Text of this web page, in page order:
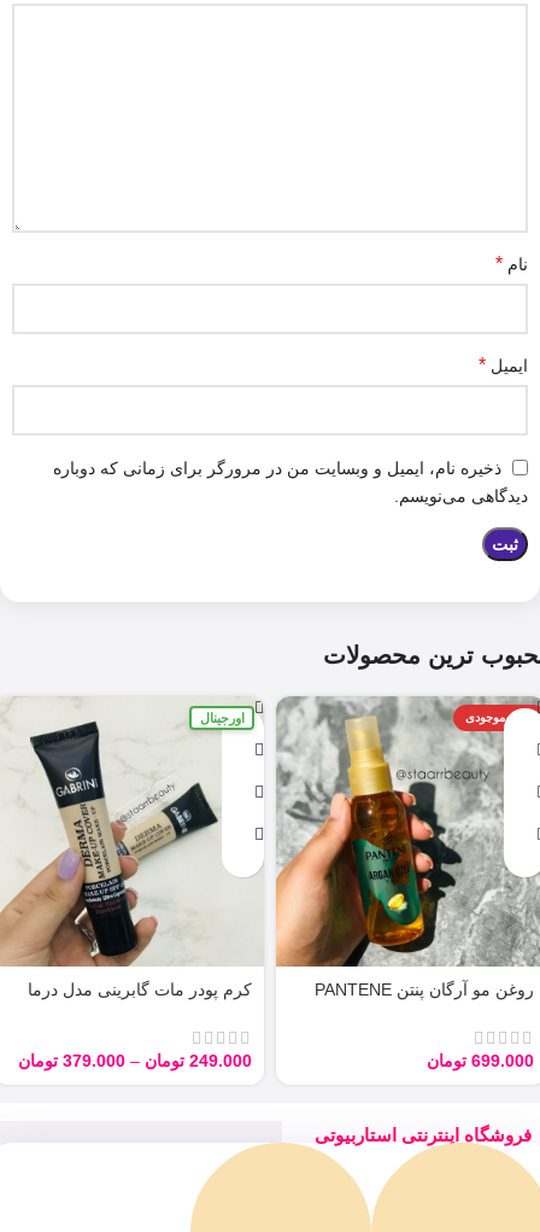
نام *
ایمیل *
ذخیره نام، ایمیل و وبسایت من در مرورگر برای زمانی که دوباره
دیدگاهی می‌نویسم.
ترین محصولات
اتمام موجودی
روغن مو آرگان پنتن PANTENE
699.000 تومان
اورجینال
کرم پودر مات گابرینی مدل درما
249.000 تومان –
379.000 تومان
فروشگاه اینترنتی استاربیوتی